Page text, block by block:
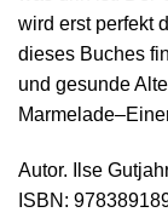
wird erst perfekt
dieses Buches
und gesunde
Autor. Ilse
ISBN: